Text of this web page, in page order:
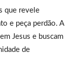
que revele
e peça perdão. A
Jesus e buscam
de